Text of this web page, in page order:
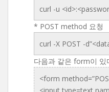
curl -u
* POST method 요청
curl -X POST -
다음과 같은 form이 있
<form